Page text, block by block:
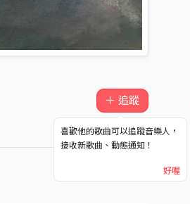
＋ 追蹤
喜歡他的歌曲可以追蹤音樂人，
接收新歌曲、動態通知！
好喔